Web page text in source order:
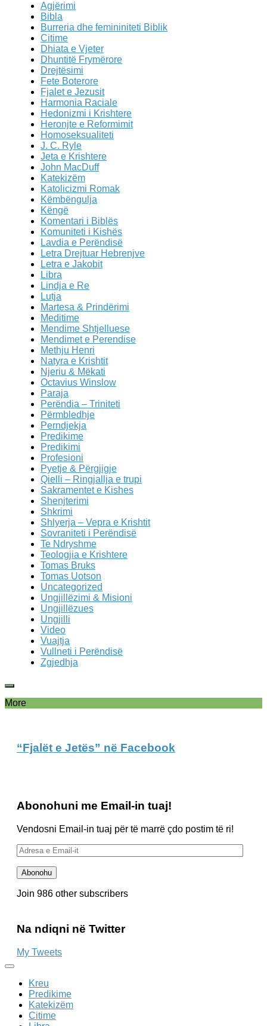
Agjërimi
Bibla
Burreria dhe femininiteti Biblik
Citime
Dhiata e Vjeter
Dhuntitë Frymërore
Drejtësimi
Fete Boterore
Fjalet e Jezusit
Harmonia Raciale
Hedonizmi i Krishtere
Heronjte e Reformimit
Homoseksualiteti
J. C. Ryle
Jeta e Krishtere
John MacDuff
Katekizëm
Katolicizmi Romak
Këmbëngulja
Këngë
Komentari i Biblës
Komuniteti i Kishës
Lavdia e Perëndisë
Letra Drejtuar Hebrenjve
Letra e Jakobit
Libra
Lindja e Re
Lutja
Martesa & Prindërimi
Meditime
Mendime Shtjelluese
Mendimet e Perendise
Methju Henri
Natyra e Krishtit
Njeriu & Mëkati
Octavius Winslow
Paraja
Perëndia – Triniteti
Përmbledhje
Perndjekja
Predikime
Predikimi
Profesioni
Pyetje & Përgjigje
Qielli – Ringjallja e trupi
Sakramentet e Kishes
Shenjterimi
Shkrimi
Shlyerja – Vepra e Krishtit
Sovraniteti i Perëndisë
Te Ndryshme
Teologjia e Krishtere
Tomas Bruks
Tomas Uotson
Uncategorized
Ungjillëzimi & Misioni
Ungjillëzues
Ungjilli
Video
Vuajtja
Vullneti i Perëndisë
Zgjedhja
More
“Fjalët e Jetës” në Facebook
Abonohuni me Email-in tuaj!
Vendosni Email-in tuaj për të marrë çdo postim të ri!
Adresa
e
Email-
it
Abonohu
Join 986 other subscribers
Na ndiqni në Twitter
My Tweets
Kreu
Predikime
Katekizëm
Citime